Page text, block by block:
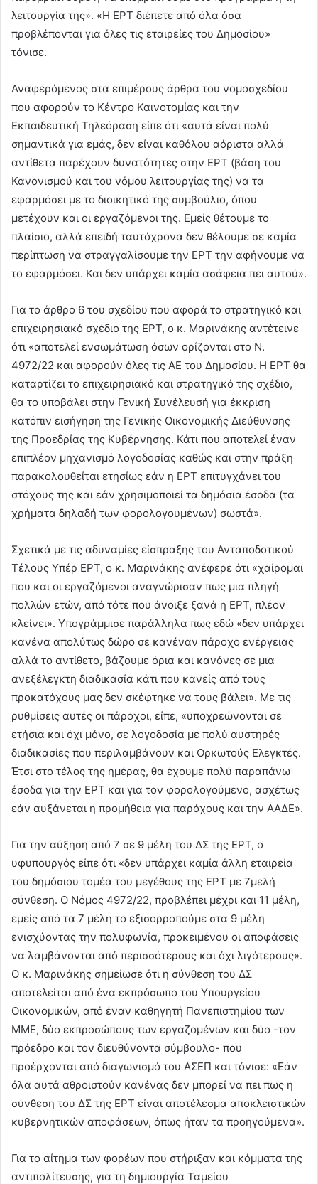
λειτουργία της». «Η ΕΡΤ διέπετε από όλα όσα
προβλέπονται για όλες τις εταιρείες του Δημοσίου»
τόνισε.
Αναφερόμενος στα επιμέρους άρθρα του νομοσχεδίου
που αφορούν το Κέντρο Καινοτομίας και την
Εκπαιδευτική Τηλεόραση είπε ότι «αυτά είναι πολύ
σημαντικά για εμάς, δεν είναι καθόλου αόριστα αλλά
αντίθετα παρέχουν δυνατότητες στην ΕΡΤ (βάση του
Κανονισμού και του νόμου λειτουργίας της) να τα
εφαρμόσει με το διοικητικό της συμβούλιο, όπου
μετέχουν και οι εργαζόμενοι της. Εμείς θέτουμε το
πλαίσιο, αλλά επειδή ταυτόχρονα δεν θέλουμε σε καμία
περίπτωση να στραγγαλίσουμε την ΕΡΤ την αφήνουμε να
το εφαρμόσει. Και δεν υπάρχει καμία ασάφεια πει αυτού».
Για το άρθρο 6 του σχεδίου που αφορά το στρατηγικό και
επιχειρησιακό σχέδιο της ΕΡΤ, ο κ. Μαρινάκης αντέτεινε
ότι «αποτελεί ενσωμάτωση όσων ορίζονται στο Ν.
4972/22 και αφορούν όλες τις ΑΕ του Δημοσίου. Η ΕΡΤ θα
καταρτίζει το επιχειρησιακό και στρατηγικό της σχέδιο,
θα το υποβάλει στην Γενική Συνέλευσή για έκκριση
κατόπιν εισήγηση της Γενικής Οικονομικής Διεύθυνσης
της Προεδρίας της Κυβέρνησης. Κάτι που αποτελεί έναν
επιπλέον μηχανισμό λογοδοσίας καθώς και στην πράξη
παρακολουθείται ετησίως εάν η ΕΡΤ επιτυγχάνει του
στόχους της και εάν χρησιμοποιεί τα δημόσια έσοδα (τα
χρήματα δηλαδή των φορολογουμένων) σωστά».
Σχετικά με τις αδυναμίες είσπραξης του Ανταποδοτικού
Τέλους Υπέρ ΕΡΤ, ο κ. Μαρινάκης ανέφερε ότι «χαίρομαι
που και οι εργαζόμενοι αναγνώρισαν πως μια πληγή
πολλών ετών, από τότε που άνοιξε ξανά η ΕΡΤ, πλέον
κλείνει». Υπογράμμισε παράλληλα πως εδώ «δεν υπάρχει
κανένα απολύτως δώρο σε κανέναν πάροχο ενέργειας
αλλά το αντίθετο, βάζουμε όρια και κανόνες σε μια
ανεξέλεγκτη διαδικασία κάτι που κανείς από τους
προκατόχους μας δεν σκέφτηκε να τους βάλει». Με τις
ρυθμίσεις αυτές οι πάροχοι, είπε, «υποχρεώνονται σε
ετήσια και όχι μόνο, σε λογοδοσία με πολύ αυστηρές
διαδικασίες που περιλαμβάνουν και Ορκωτούς Ελεγκτές.
Έτσι στο τέλος της ημέρας, θα έχουμε πολύ παραπάνω
έσοδα για την ΕΡΤ και για τον φορολογούμενο, ασχέτως
εάν αυξάνεται η προμήθεια για παρόχους και την ΑΑΔΕ».
Για την αύξηση από 7 σε 9 μέλη του ΔΣ της ΕΡΤ, ο
υφυπουργός είπε ότι «δεν υπάρχει καμία άλλη εταιρεία
του δημόσιου τομέα του μεγέθους της ΕΡΤ με 7μελή
σύνθεση. Ο Νόμος 4972/22, προβλέπει μέχρι και 11 μέλη,
εμείς από τα 7 μέλη το εξισορροπούμε στα 9 μέλη
ενισχύοντας την πολυφωνία, προκειμένου οι αποφάσεις
να λαμβάνονται από περισσότερους και όχι λιγότερους».
Ο κ. Μαρινάκης σημείωσε ότι η σύνθεση του ΔΣ
αποτελείται από ένα εκπρόσωπο του Υπουργείου
Οικονομικών, από έναν καθηγητή Πανεπιστημίου των
ΜΜΕ, δύο εκπροσώπους των εργαζομένων και δύο -τον
πρόεδρο και τον διευθύνοντα σύμβουλο- που
προέρχονται από διαγωνισμό του ΑΣΕΠ και τόνισε: «Εάν
όλα αυτά αθροιστούν κανένας δεν μπορεί να πει πως η
σύνθεση του ΔΣ της ΕΡΤ είναι αποτέλεσμα αποκλειστικών
κυβερνητικών αποφάσεων, όπως ήταν τα προηγούμενα».
Για το αίτημα των φορέων που στήριξαν και κόμματα της
αντιπολίτευσης, για τη δημιουργία Ταμείου